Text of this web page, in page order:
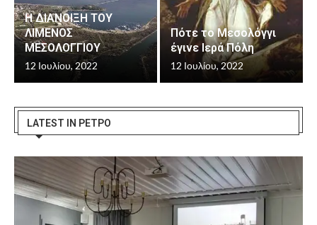
Η ΔΙΑΝΟΙΞΗ ΤΟΥ
ΛΙΜΕΝΟΣ
ΜΕΣΟΛΟΓΓΙΟΥ
12 Ιουλίου, 2022
Πότε το Μεσολόγγι
έγινε Ιερά Πόλη
12 Ιουλίου, 2022
LATEST IN ΡΕΤΡΟ